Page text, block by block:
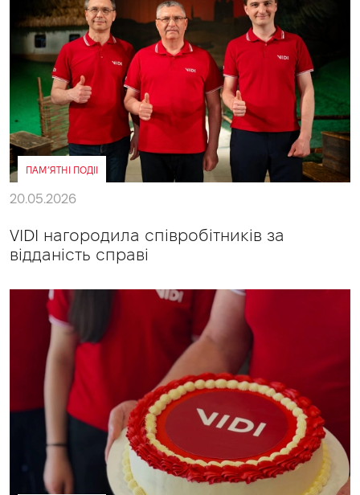
ПАМ’ЯТНІ ПОДІІ
20.05.2026
VIDI нагородила співробітників за
відданість справі